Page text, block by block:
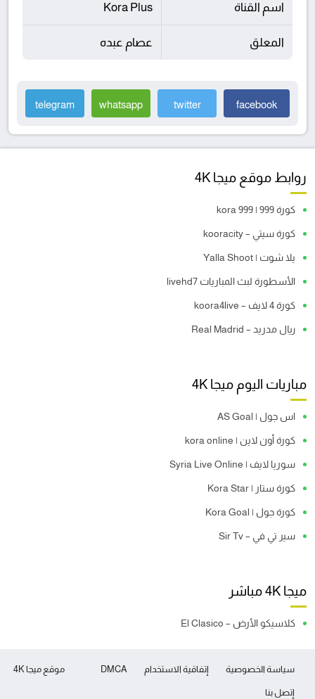
اسم القناة Kora Plus
المعلق عصام عبده
facebook
twitter
whatsapp
telegram
روابط موقع ميجا 4K
كورة 999 | kora 999
كورة سيتي – kooracity
يلا شوت | Yalla Shoot
الأسطورة لبث المباريات livehd7
كورة 4 لايف – koora4live
ريال مدريد – Real Madrid
مباريات اليوم ميجا 4K
اس جول | AS Goal
كورة أون لاين | kora online
سوريا لايف | Syria Live Online
كورة ستار | Kora Star
كورة جول | Kora Goal
سير تي في – Sir Tv
ميجا 4K مباشر
كلاسيكو الأرض – El Clasico
موقع ميجا 4K سياسة الخصوصية إتفاقية الاستخدام DMCA
إتصل بنا